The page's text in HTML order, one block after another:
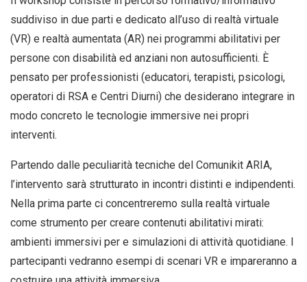
suddiviso in due parti e dedicato all’uso di realtà virtuale
(VR) e realtà aumentata (AR) nei programmi abilitativi per
persone con disabilità ed anziani non autosufficienti. È
pensato per professionisti (educatori, terapisti, psicologi,
operatori di RSA e Centri Diurni) che desiderano integrare in
modo concreto le tecnologie immersive nei propri
interventi.
Partendo dalle peculiarità tecniche del Comunikit ARIA,
l’intervento sarà strutturato in incontri distinti e indipendenti.
Nella prima parte ci concentreremo sulla realtà virtuale
come strumento per creare contenuti abilitativi mirati:
ambienti immersivi per e simulazioni di attività quotidiane. I
partecipanti vedranno esempi di scenari VR e impareranno a